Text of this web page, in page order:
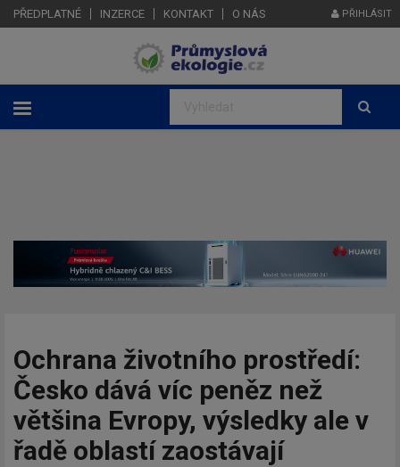
PŘEDPLATNÉ INZERCE KONTAKT O NÁS PŘIHLÁSIT
Ochrana životního prostředí:
Česko dává víc peněz než
většina Evropy, výsledky ale v
řadě oblastí zaostávají